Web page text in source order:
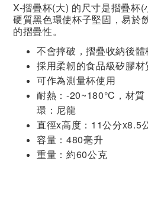
X-摺疊杯(大) 的尺寸是摺疊杯
硬質黑色環使杯子堅固，易於
的摺疊性。
不會摔破，摺疊收納後體
採用柔韌的食品級矽膠材
可作為測量杯使用
耐熱：-20~180°C，材
環：尼龍
直徑x高度：11公分x8.5
容量：480毫升
重量：約60公克